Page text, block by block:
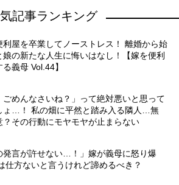
記事ランキング
利屋を卒業してノーストレス！ 離婚から始
娘の新たな人生に悔いはなし！【嫁を便利
義母 Vol.44】
ごめんなさいね？」って絶対悪いと思って
ょ…！ 私の畑に平然と踏み入る隣人…無
？その行動にモヤモヤが止まらない
発言が許せない…！」嫁が義母に怒り爆
仕方ないと言うけれど諦めるべき？